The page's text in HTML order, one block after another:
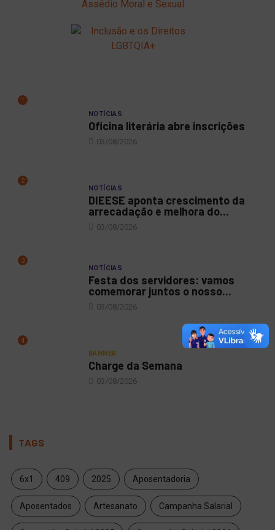
1
NOTÍCIAS
Oficina literária abre inscrições
03/08/2026
2
NOTÍCIAS
DIEESE aponta crescimento da
arrecadação e melhora do...
03/08/2026
3
NOTÍCIAS
Festa dos servidores: vamos
comemorar juntos o nosso...
03/08/2026
4
BANNER
Charge da Semana
03/08/2026
TAGS
6x1 409 2025 Aposentadoria
Aposentados Artesanato Campanha Salarial